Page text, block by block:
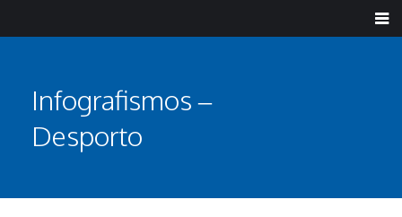
Infografismos –
Desporto